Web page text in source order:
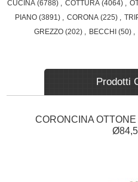
CUCINA (6788) COTTURA (4064)
PIANO (3891) CORONA (225)
GREZZO (202) BECCHI (50)
Prodotti
CORONCINA